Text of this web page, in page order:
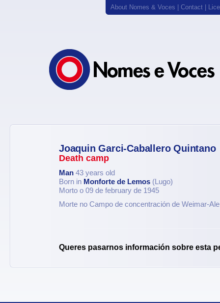
About Nomes & Voces Contact
Joaquin Garci-Caballero Quintano
Death camp
Man 43 years old
Born in Monforte de Lemos (Lugo)
Morto o 09 de february de 1945
Morte no Campo de concentración de Weimar-
Queres pasarnos información sobre esta